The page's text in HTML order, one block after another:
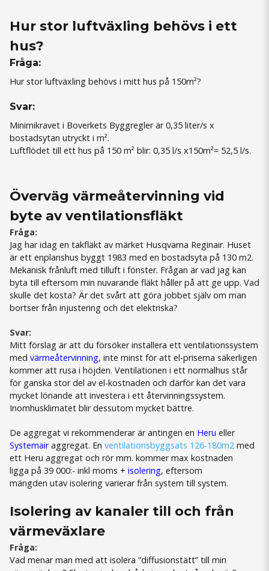
Hur stor luftväxling behövs i ett
hus?
Fråga:
Hur stor luftväxling behövs i mitt hus på 150m²?
Svar:
Minimikravet i Boverkets Byggregler är 0,35 liter/s x
bostadsytan utryckt i m².
Luftflödet till ett hus på 150 m² blir: 0,35 l/s x150m²= 52,5 l/s.
Överväg värmeåtervinning vid
byte av ventilationsfläkt
Fråga:
Jag har idag en takfläkt av märket Husqvarna Reginair. Huset
är ett enplanshus byggt 1983 med en bostadsyta på 130 m2.
Mekanisk frånluft med tilluft i fönster. Frågan är vad jag kan
byta till eftersom min nuvarande fläkt håller på att ge upp. Vad
skulle det kosta? Är det svårt att göra jobbet själv om man
bortser från injustering och det elektriska?
Svar:
Mitt förslag är att du försöker installera ett ventilationssystem
med värmeåtervinning, inte minst för att el-priserna säkerligen
kommer att rusa i höjden. Ventilationen i ett normalhus står
för ganska stor del av el-kostnaden och därför kan det vara
mycket lönande att investera i ett återvinningssystem.
Inomhusklimatet blir dessutom mycket bättre.
De aggregat vi rekommenderar är antingen en Heru eller
Systemairaggregat. En ventilationsbyggsats 126-180m2 med
ett Heru aggregat och rör mm. kommer max kostnaden
ligga på 39 000:- inkl moms + isolering, eftersom
mängden utav isolering varierar från system till system.
Isolering av kanaler till och från
värmeväxlare
Fråga:
Vad menar man med att isolera ”diffusionstätt” till min